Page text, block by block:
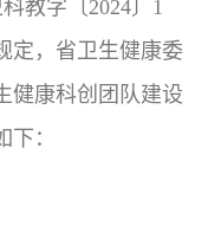
教字〔2024〕1
定，省卫生健康委
健康科创团队建设
：